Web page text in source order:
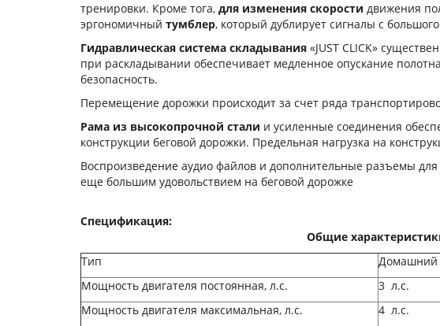
тренировки. Кроме тога, для изменения скорости движения
эргономичный тумблер, который дублирует сигналы с
Гидравлическая система складывания «JUST CLICK»
при раскладывании обеспечивает медленное опускание
безопасность.
Перемещение дорожки происходит за счет ряда
Рама из высокопрочной стали и усиленные соединения
конструкции беговой дорожки. Предельная нагрузка на
Воспроизведение аудио файлов и дополнительные разъемы
еще большим удовольствием на беговой дорожке
Спецификация:
Общие
Тип
Домашний
Мощность двигателя постоянная, л.с.
3 л.с.
Мощность двигателя максимальная, л.с.
4 л.с.